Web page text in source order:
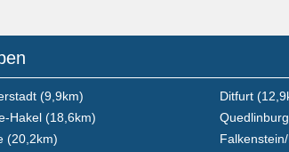
(9,9km) Ditfurt
Hakel (18,6km)
(20,2km)